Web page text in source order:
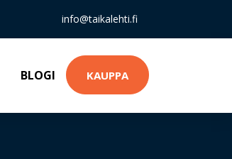
info@taikalehti.fi
BLOGI KAUPPA